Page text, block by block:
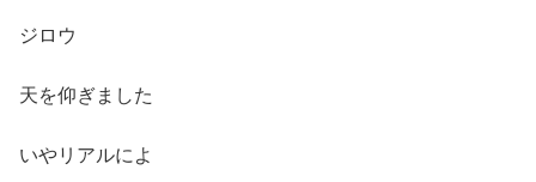
ジロウ
天を仰ぎました
いやリアルによ